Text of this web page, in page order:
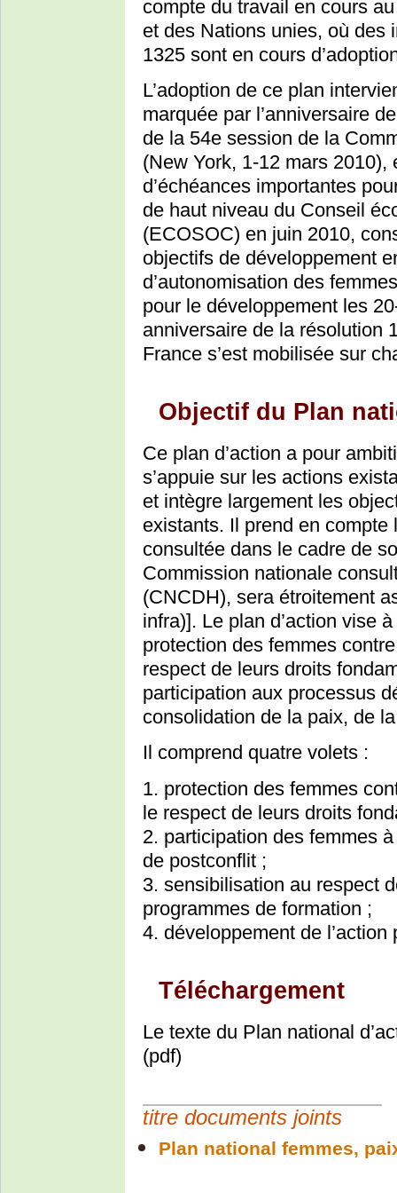
compte du travail en cours
et des Nations unies, où des
1325 sont en cours
L’adoption de ce plan
marquée par l’anniversaire
de la 54e session de la
(New York, 1-12 mars
d’échéances importantes
de haut niveau du Conseil
(ECOSOC) en juin 2010,
objectifs de développement
d’autonomisation des
pour le développement les
anniversaire de la résolution
France s’est mobilisée sur
Objectif du Plan
Ce plan d’action a pour
s’appuie sur les actions
et intègre largement les
existants. Il prend en
consultée dans le cadre de
Commission nationale
(CNCDH), sera étroitement
infra)]. Le plan d’action vise
protection des femmes
respect de leurs droits
participation aux processus
consolidation de la paix, de
Il comprend quatre volets :
1. protection des femmes
le respect de leurs droits
2. participation des femmes
de postcon­flit ;
3. sensibilisation au respect
programmes de formation ;
4. développement de
Téléchargement
Le texte du Plan national
(pdf)
titre documents joints
Plan national femmes,